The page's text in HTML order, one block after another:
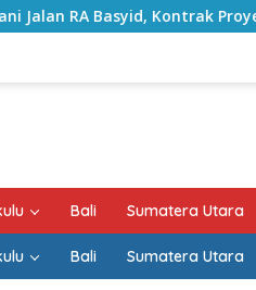
Sudah Rampung
Bali Sumatera Utara
Bali Sumatera Utara